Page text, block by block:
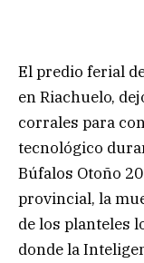
El predio ferial
en Riachuelo,
corrales para
tecnológico
Búfalos Otoño
provincial, la
de los planteles
donde la